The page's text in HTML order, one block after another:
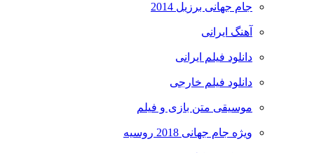
جام جهانی برزیل 2014
آهنگ ایرانی
دانلود فیلم ایرانی
دانلود فیلم خارجی
موسیقی متن بازی و فیلم
ویژه جام جهانی 2018 روسیه